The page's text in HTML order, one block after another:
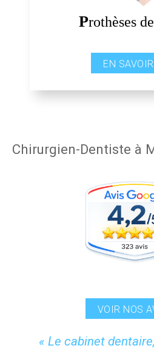
Prothèses
EN
Chirurgien-Dentiste à
VOIR NOS
« Le cabinet